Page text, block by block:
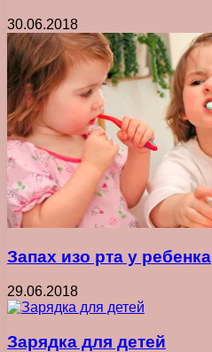
30.06.2018
Запах изо рта у ребенка
29.06.2018
Зарядка для детей